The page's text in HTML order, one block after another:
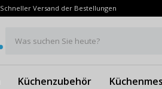
Schneller Versand der Bestellungen
Was suchen Sie heute?
Küchenzubehör